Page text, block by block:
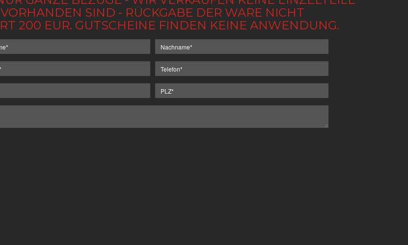
SIND - RÜCKGABE DER WARE NICHT
200 EUR. GUTSCHEINE FINDEN KEINE ANWENDUNG.